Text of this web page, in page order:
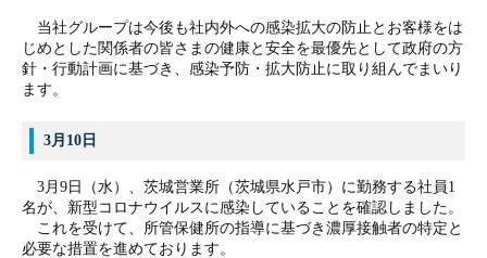
当社グループは今後も社内外への感染拡大の防止とお客様をは
じめとした関係者の皆さまの健康と安全を最優先として政府の方
針・行動計画に基づき、感染予防・拡大防止に取り組んでまいり
ます。
3月10日
3月9日（水）、茨城営業所（茨城県水戸市）に勤務する社員1
名が、新型コロナウイルスに感染していることを確認しました。
これを受けて、所管保健所の指導に基づき濃厚接触者の特定と
必要な措置を進めております。
CSR SDGs
アーカイブ
新卒採用 キャリア採用
日本語 English